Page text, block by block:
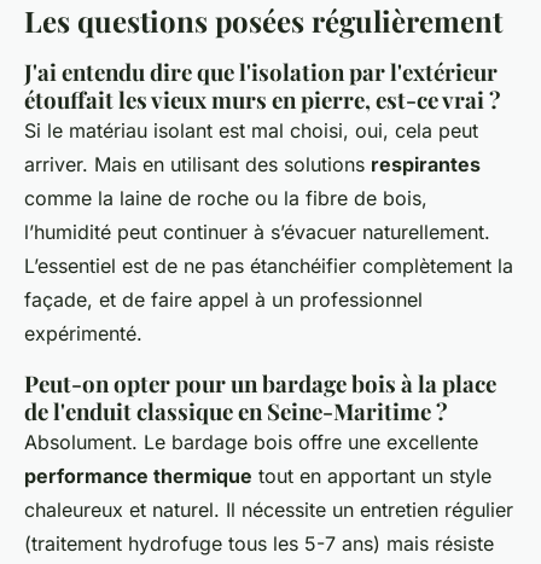
Les questions posées régulièrement
J'ai entendu dire que l'isolation par l'extérieur
étouffait les vieux murs en pierre, est-ce vrai ?
Si le matériau isolant est mal choisi, oui, cela peut
arriver. Mais en utilisant des solutions respirantes
comme la laine de roche ou la fibre de bois,
l’humidité peut continuer à s’évacuer naturellement.
L’essentiel est de ne pas étanchéifier complètement la
façade, et de faire appel à un professionnel
expérimenté.
Peut-on opter pour un bardage bois à la place
de l'enduit classique en Seine-Maritime ?
Absolument. Le bardage bois offre une excellente
performance thermique tout en apportant un style
chaleureux et naturel. Il nécessite un entretien régulier
(traitement hydrofuge tous les 5-7 ans) mais résiste